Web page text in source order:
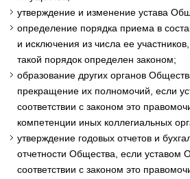
утверждение и изменение устава
определение порядка приема в
и исключения из числа ее
такой порядок определен законом;
образование других органов
прекращение их полномочий, если
соответствии с законом это
компетенции иных коллегиальных
утверждение годовых отчетов и
отчетности Общества, если уставом
соответствии с законом это